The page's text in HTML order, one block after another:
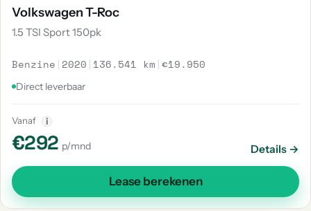
Volkswagen T-Roc
1.5 TSI Sport 150pk
Benzine | 2020 | 136.541 km |€19.950
Direct leverbaar
Vanaf i
€292 p/mnd Details →
Lease berekenen